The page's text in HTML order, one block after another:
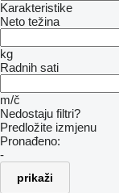
Karakteristike
Neto težina
kg
Radnih sati
m/č
Nedostaju filtri?
Predložite izmjenu
Pronađeno:
-
prikaži